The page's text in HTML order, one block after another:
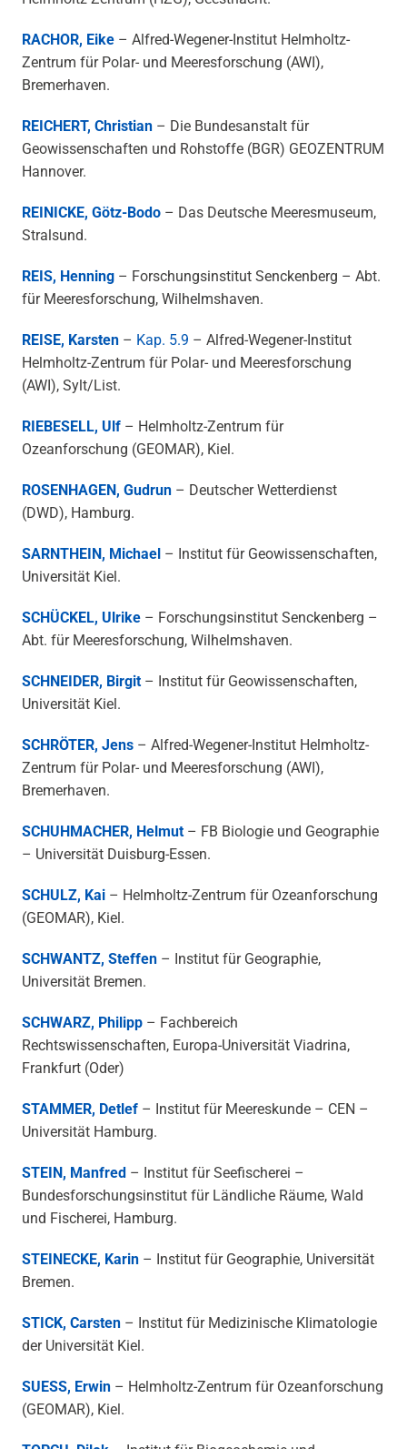
RACHOR, Eike – Alfred-Wegener-Institut Helmholtz-
Zentrum für Polar- und Meeresforschung (AWI),
Bremerhaven.
REICHERT, Christian – Die Bundesanstalt für
Geowissenschaften und Rohstoffe (BGR) GEOZENTRUM
Hannover.
REINICKE, Götz-Bodo – Das Deutsche Meeresmuseum,
Stralsund.
REIS, Henning – Forschungsinstitut Senckenberg – Abt.
für Meeresforschung, Wilhelmshaven.
REISE, Karsten – Kap. 5.9 – Alfred-Wegener-Institut
Helmholtz-Zentrum für Polar- und Meeresforschung
(AWI), Sylt/List.
RIEBESELL, Ulf – Helmholtz-Zentrum für
Ozeanforschung (GEOMAR), Kiel.
ROSENHAGEN, Gudrun – Deutscher Wetterdienst
(DWD), Hamburg.
SARNTHEIN, Michael – Institut für Geowissenschaften,
Universität Kiel.
SCHÜCKEL, Ulrike – Forschungsinstitut Senckenberg –
Abt. für Meeresforschung, Wilhelmshaven.
SCHNEIDER, Birgit – Institut für Geowissenschaften,
Universität Kiel.
SCHRÖTER, Jens – Alfred-Wegener-Institut Helmholtz-
Zentrum für Polar- und Meeresforschung (AWI),
Bremerhaven.
SCHUHMACHER, Helmut – FB Biologie und Geographie
– Universität Duisburg-Essen.
SCHULZ, Kai – Helmholtz-Zentrum für Ozeanforschung
(GEOMAR), Kiel.
SCHWANTZ, Steffen – Institut für Geographie,
Universität Bremen.
SCHWARZ, Philipp – Fachbereich
Rechtswissenschaften, Europa-Universität Viadrina,
Frankfurt (Oder)
STAMMER, Detlef – Institut für Meereskunde – CEN –
Universität Hamburg.
STEIN, Manfred – Institut für Seefischerei –
Bundesforschungsinstitut für Ländliche Räume, Wald
und Fischerei, Hamburg.
STEINECKE, Karin – Institut für Geographie, Universität
Bremen.
STICK, Carsten – Institut für Medizinische Klimatologie
der Universität Kiel.
SUESS, Erwin – Helmholtz-Zentrum für Ozeanforschung
(GEOMAR), Kiel.